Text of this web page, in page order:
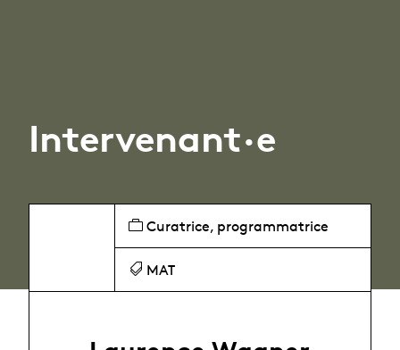
Intervenant·e
Curatrice, programmatrice
MAT